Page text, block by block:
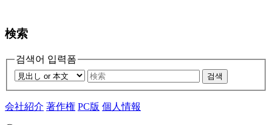
検索
검색어 입력폼
검색
会社紹介 著作権 PC版 個人情報